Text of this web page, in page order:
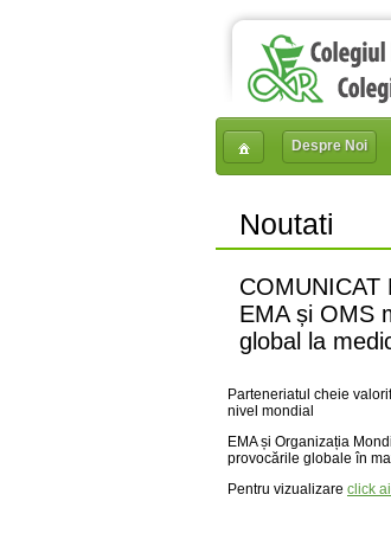
Despre Noi
Noutati
COMUNICAT
EMA și OMS
global la
Parteneriatul cheie
nivel mondial
EMA și Organizația
provocările globale în
Pentru vizualizare click